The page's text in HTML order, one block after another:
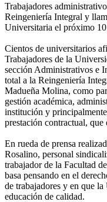
Trabajadores
Reingeniería Integral y
Universitaria el próximo
Cientos de universitarios
Trabajadores de la
sección Administrativos e
total a la Reingeniería
Madueña Molina, como
gestión académica,
institución y
prestación contractual,
En rueda de prensa
Rosalino, personal
trabajador de la Facultad
basa pensando en el
de trabajadores y en que
educación de calidad.